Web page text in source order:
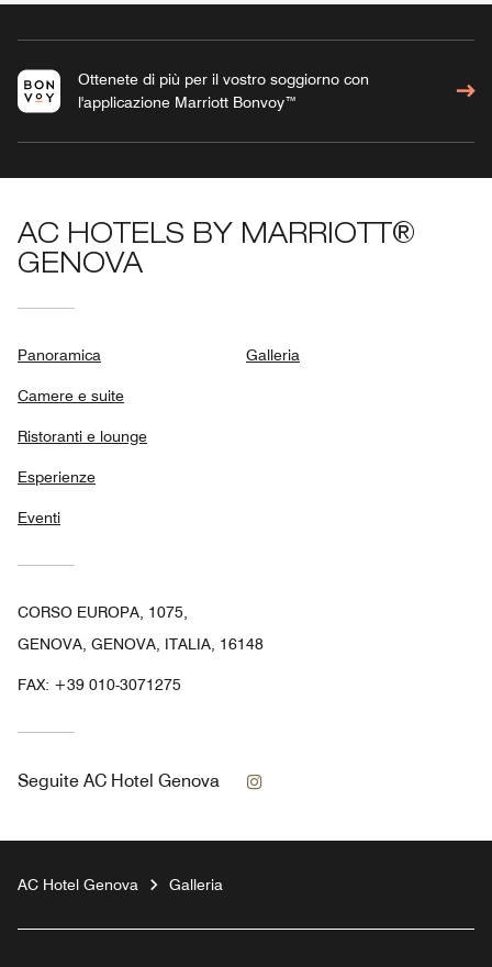
Ottenete di più per il vostro soggiorno con
l'applicazione Marriott Bonvoy™
AC HOTELS BY MARRIOTT®
GENOVA
Panoramica
Camere e suite
Ristoranti e lounge
Esperienze
Eventi
Galleria
CORSO EUROPA, 1075,
GENOVA, GENOVA, ITALIA, 16148
FAX: +39 010-3071275
Seguite AC Hotel Genova
AC Hotel Genova Galleria